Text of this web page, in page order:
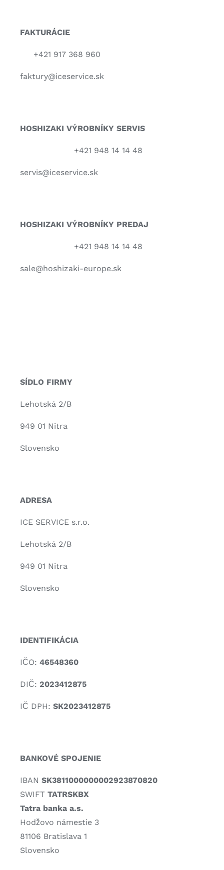
FAKTURÁCIE
+421 917 368 960
faktury@iceservice.sk
HOSHIZAKI VÝROBNÍKY SERVIS
+421 948 14 14 48
servis@iceservice.sk
HOSHIZAKI VÝROBNÍKY PREDAJ
+421 948 14 14 48
sale@hoshizaki-europe.sk
SÍDLO FIRMY
Lehotská 2/B
949 01 Nitra
Slovensko
ADRESA
ICE SERVICE s.r.o.
Lehotská 2/B
949 01 Nitra
Slovensko
IDENTIFIKÁCIA
IČO: 46548360
DIČ: 2023412875
IČ DPH: SK2023412875
BANKOVÉ SPOJENIE
IBAN SK3811000000002923870820
SWIFT TATRSKBX
Tatra banka a.s.
Hodžovo námestie 3
81106 Bratislava 1
Slovensko